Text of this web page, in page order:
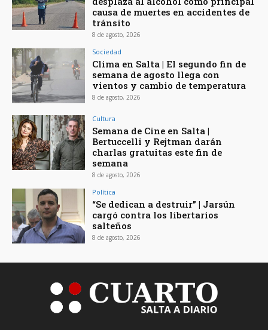
causa de muertes en accidentes de
tránsito
8 de agosto, 2026
Sociedad
Clima en Salta | El segundo fin de
semana de agosto llega con
vientos y cambio de temperatura
8 de agosto, 2026
Cultura
Semana de Cine en Salta |
Bertuccelli y Rejtman darán
charlas gratuitas este fin de
semana
8 de agosto, 2026
Política
“Se dedican a destruir” | Jarsún
cargó contra los libertarios
salteños
8 de agosto, 2026